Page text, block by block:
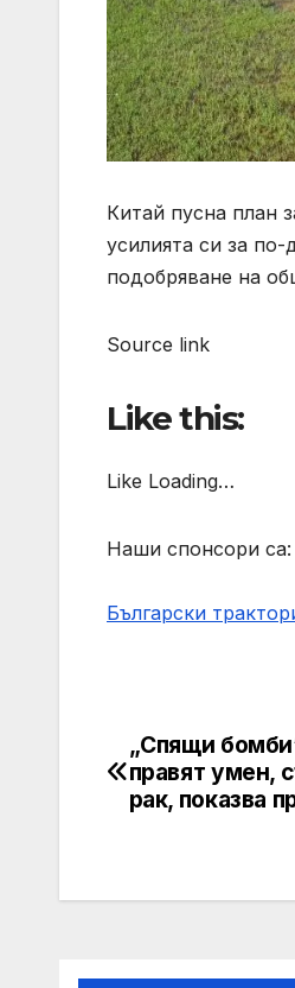
Китай пусна план
усилията си за
подобряване на
Source link
Like this:
Like Loading…
Наши спонсори са:
Български
Post
„Спящи
правят умен,
рак, показва